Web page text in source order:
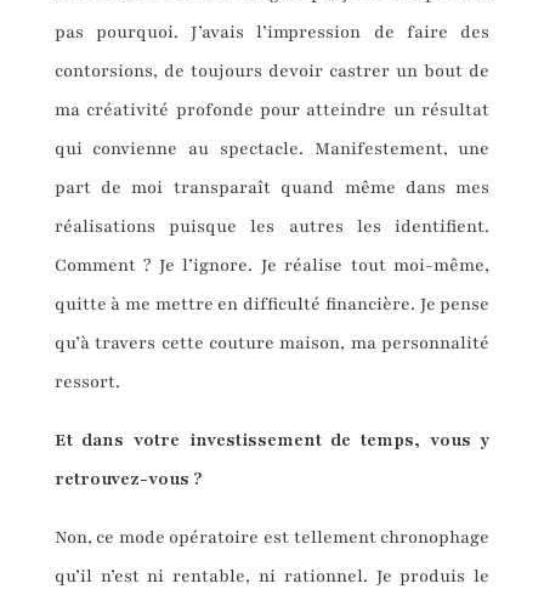
pas pourquoi. J’avais l’impression de faire des
contorsions, de toujours devoir castrer un bout de
ma créativité profonde pour atteindre un résultat
qui convienne au spectacle. Manifestement, une
part de moi transparaît quand même dans mes
réalisations puisque les autres les identifient.
Comment ? Je l’ignore. Je réalise tout moi-même,
quitte à me mettre en difficulté financière. Je pense
qu’à travers cette couture maison, ma personnalité
ressort.
Et dans votre investissement de temps, vous y
retrouvez-vous ?
Non, ce mode opératoire est tellement chronophage
qu’il n’est ni rentable, ni rationnel. Je produis le